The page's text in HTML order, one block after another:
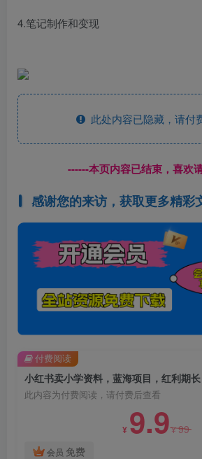
4.笔记制作和变现
此处内容已隐藏，请付
------本页内容已结束，喜欢
感谢您的来访，获取更多精彩
此内容为付费阅读，请付费后查看
¥ 9.9¥99
会员 免费
付费阅读